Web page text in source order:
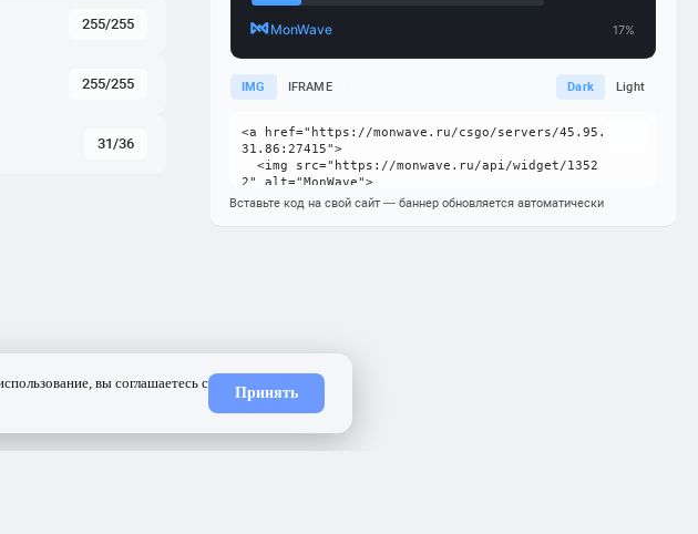
255/255
255/255
31/36
IMG IFRAME Dark Light
Вставьте код на свой сайт — баннер обновляется автоматически